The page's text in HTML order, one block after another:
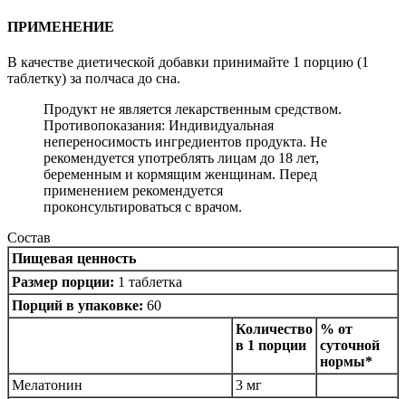
ПРИМЕНЕНИЕ
В качестве диетической добавки принимайте 1 порцию (1
таблетку) за полчаса до сна.
Продукт не является лекарственным средством.
Противопоказания: Индивидуальная
непереносимость ингредиентов продукта. Не
рекомендуется употреблять лицам до 18 лет,
беременным и кормящим женщинам. Перед
применением рекомендуется
проконсультироваться с врачом.
Состав
Пищевая ценность
Размер порции: 1 таблетка
Порций в упаковке: 60
Количество
в 1 порции
% от
суточной
нормы*
Мелатонин
3 мг